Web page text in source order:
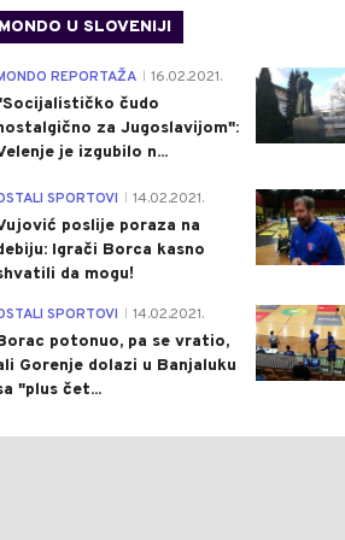
U SLOVENIJI
REPORTAŽA 16.02.2021.
čudo
za Jugoslavijom":
je izgubilo n...
SPORTOVI 14.02.2021.
poslije poraza na
Igrači Borca kasno
da mogu!
SPORTOVI 14.02.2021.
potonuo, pa se vratio,
Gorenje dolazi u Banjaluku
"plus čet...